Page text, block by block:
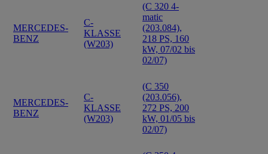
MERCEDES-
BENZ
C-
KLASSE
(W203)
(C 320 4-
matic
(203.084),
218 PS, 160
kW, 07/02 bis
02/07)
MERCEDES-
BENZ
C-
KLASSE
(W203)
(C 350
(203.056),
272 PS, 200
kW, 01/05 bis
02/07)